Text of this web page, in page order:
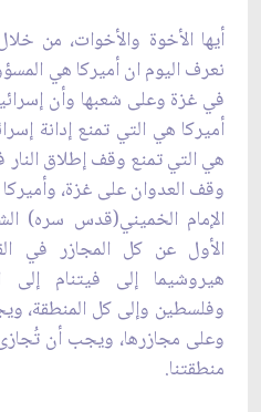
أيها الأخوة والأخوات، من
نعرف ‏اليوم ان أميركا هي
في غزة وعلى شعبها وأن
أميركا هي التي تمنع إدانة
هي التي تمنع وقف إطلاق ‏النار
وقف العدوان على غزة،
الإمام ‏الخميني(قدس سره)
الأول عن كل المجازر في
هيروشيما إلى فيتنام إلى
وفلسطين وإلى كل المنطقة،
وعلى مجازرها، ويجب أن
منطقتنا.